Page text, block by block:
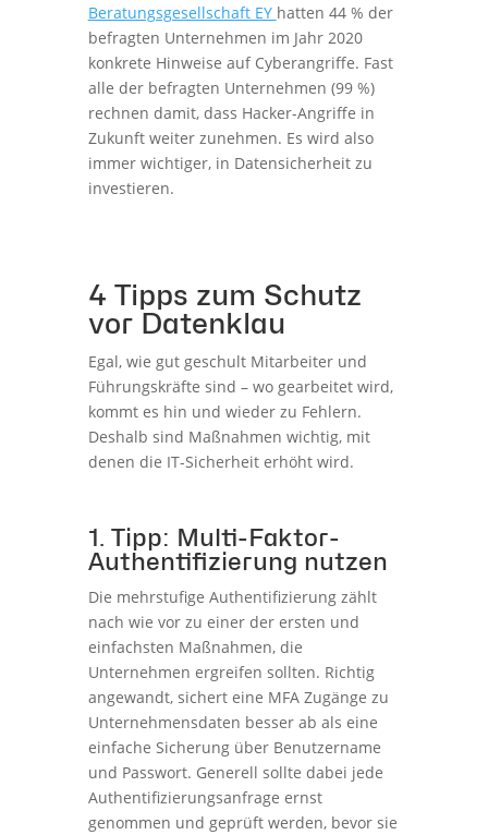
Beratungsgesellschaft EY hatten 44 % der
befragten Unternehmen im Jahr 2020
konkrete Hinweise auf Cyberangriffe. Fast
alle der befragten Unternehmen (99 %)
rechnen damit, dass Hacker-Angriffe in
Zukunft weiter zunehmen. Es wird also
immer wichtiger, in Datensicherheit zu
investieren.
4 Tipps zum Schutz
vor Datenklau
Egal, wie gut geschult Mitarbeiter und
Führungskräfte sind – wo gearbeitet wird,
kommt es hin und wieder zu Fehlern.
Deshalb sind Maßnahmen wichtig, mit
denen die IT-Sicherheit erhöht wird.
1. Tipp: Multi-Faktor-
Authentifizierung nutzen
Die mehrstufige Authentifizierung zählt
nach wie vor zu einer der ersten und
einfachsten Maßnahmen, die
Unternehmen ergreifen sollten. Richtig
angewandt, sichert eine MFA Zugänge zu
Unternehmensdaten besser ab als eine
einfache Sicherung über Benutzername
und Passwort. Generell sollte dabei jede
Authentifizierungsanfrage ernst
genommen und geprüft werden, bevor sie